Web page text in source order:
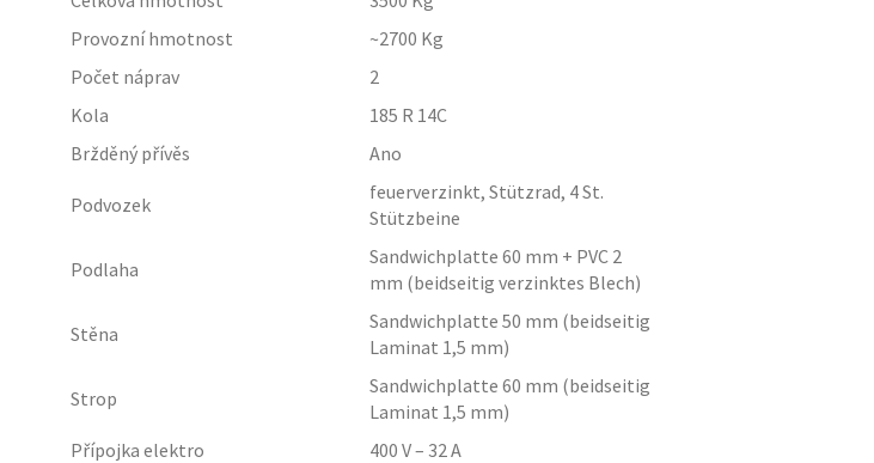
Provozní hmotnost
~2700 Kg
Počet náprav
2
Kola
185 R 14C
Bržděný přívěs
Ano
Podvozek
feuerverzinkt, Stützrad, 4 St.
Stützbeine
Podlaha
Sandwichplatte 60 mm + PVC 2
mm (beidseitig verzinktes Blech)
Stěna
Sandwichplatte 50 mm (beidseitig
Laminat 1,5 mm)
Strop
Sandwichplatte 60 mm (beidseitig
Laminat 1,5 mm)
Přípojka elektro
400 V – 32 A